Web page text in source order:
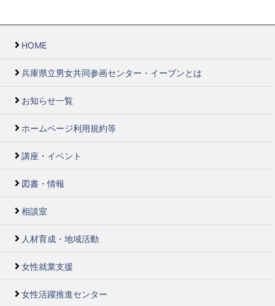
HOME
兵庫県立男女共同参画センター・イーブンとは
お知らせ一覧
ホームページ利用規約等
講座・イベント
図書・情報
相談室
人材育成・地域活動
女性就業支援
女性活躍推進センター